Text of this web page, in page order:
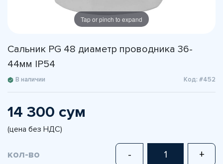
Tap or pinch to expand
Сальник PG 48 диаметр проводника 36-
44мм IP54
В наличии Код: #452
14 300 сум
(цена без НДС)
кол-во - +